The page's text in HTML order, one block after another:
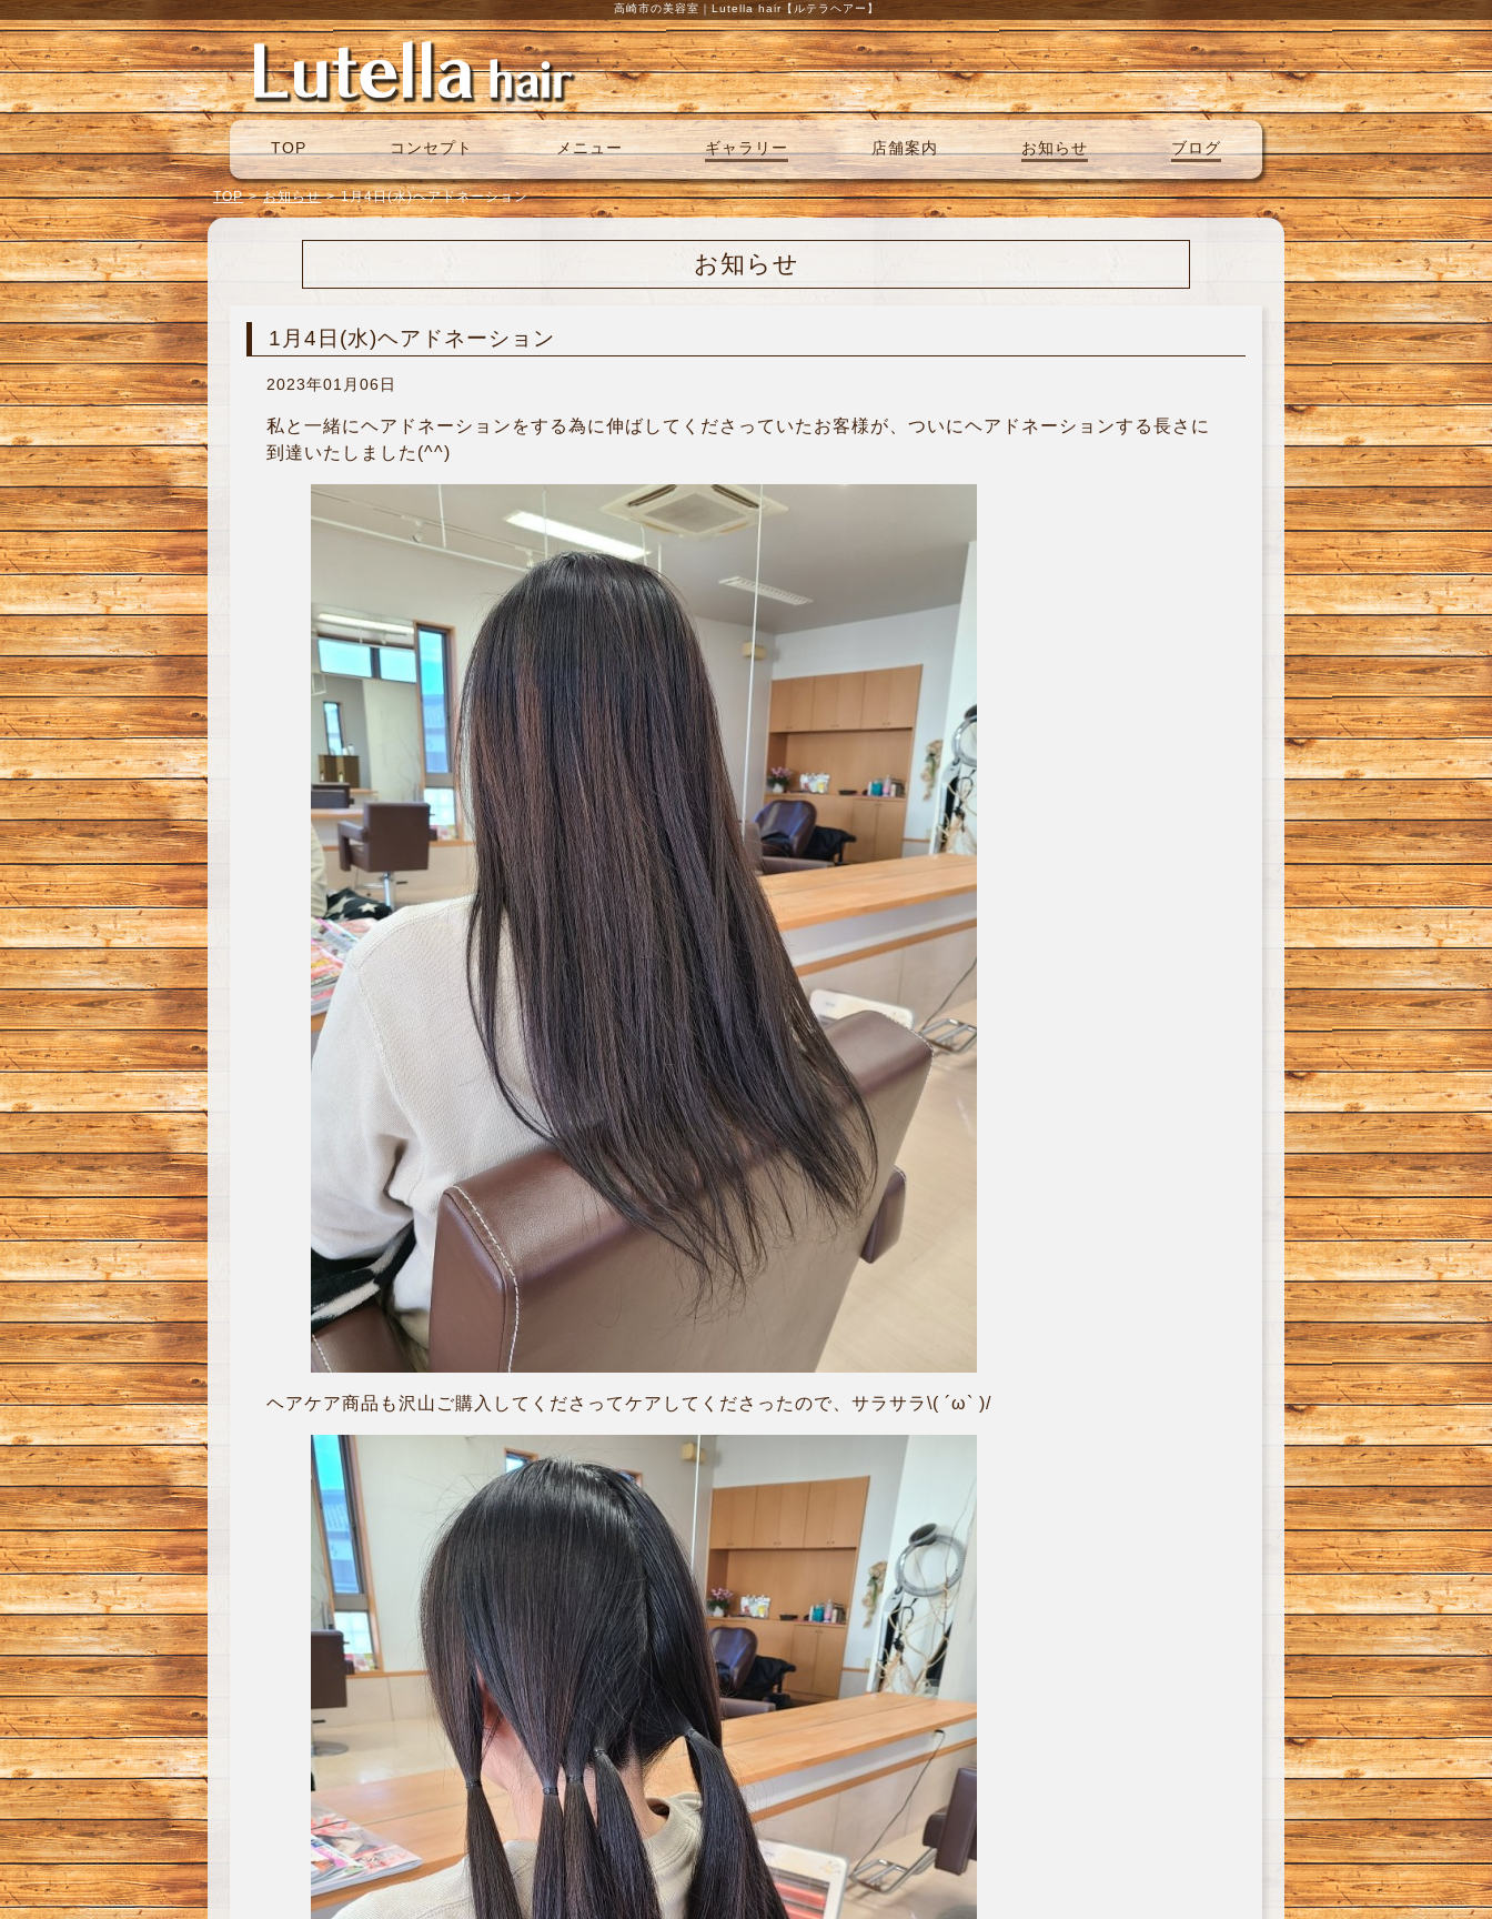
高崎市の美容室｜Lutella hair【ルテラヘアー】
TOP コンセプト メニュー ギャラリー 店舗案内 お知らせ ブログ
TOP > お知らせ > 1月4日(水)ヘアドネーション
お知らせ
1月4日(水)ヘアドネーション
2023年01月06日
私と一緒にヘアドネーションをする為に伸ばしてくださっていたお客様が、ついにヘアドネーションする長さに
到達いたしました(^^)
ヘアケア商品も沢山ご購入してくださってケアしてくださったので、サラサラ\( ´ω` )/